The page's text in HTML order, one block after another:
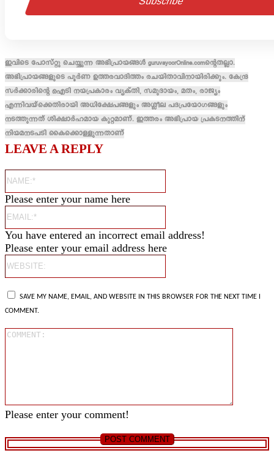
ഇവിടെ പോസ്റ്റു ചെയ്യുന്ന അഭിപ്രായങ്ങൾ guruvayoorOnline.comന്റെതല്ലാ.
അഭിപ്രായങ്ങളുടെ പൂർണ ഉത്തരവാദിത്തം രചയിതാവിനായിരിക്കും. കേന്ദ്ര
സർക്കാരിന്റെ ഐടി നയപ്രകാരം വ്യക്തി, സമുദായം, മതം, രാജ്യം
എന്നിവയ്ക്കെതിരായി അധിക്ഷേപങ്ങളും അശ്ലീല പദപ്രയോഗങ്ങളും
നടത്തുന്നത് ശിക്ഷാർഹമായ കുറ്റമാണ്. ഇത്തരം അഭിപ്രായ പ്രകടനത്തിന്
നിയമനടപടി കൈക്കൊള്ളുന്നതാണ്
LEAVE A REPLY
Please enter your comment!
Please enter your name here
You have entered an incorrect email address!
Please enter your email address here
SAVE MY NAME, EMAIL, AND WEBSITE IN THIS BROWSER FOR THE NEXT TIME I
COMMENT.